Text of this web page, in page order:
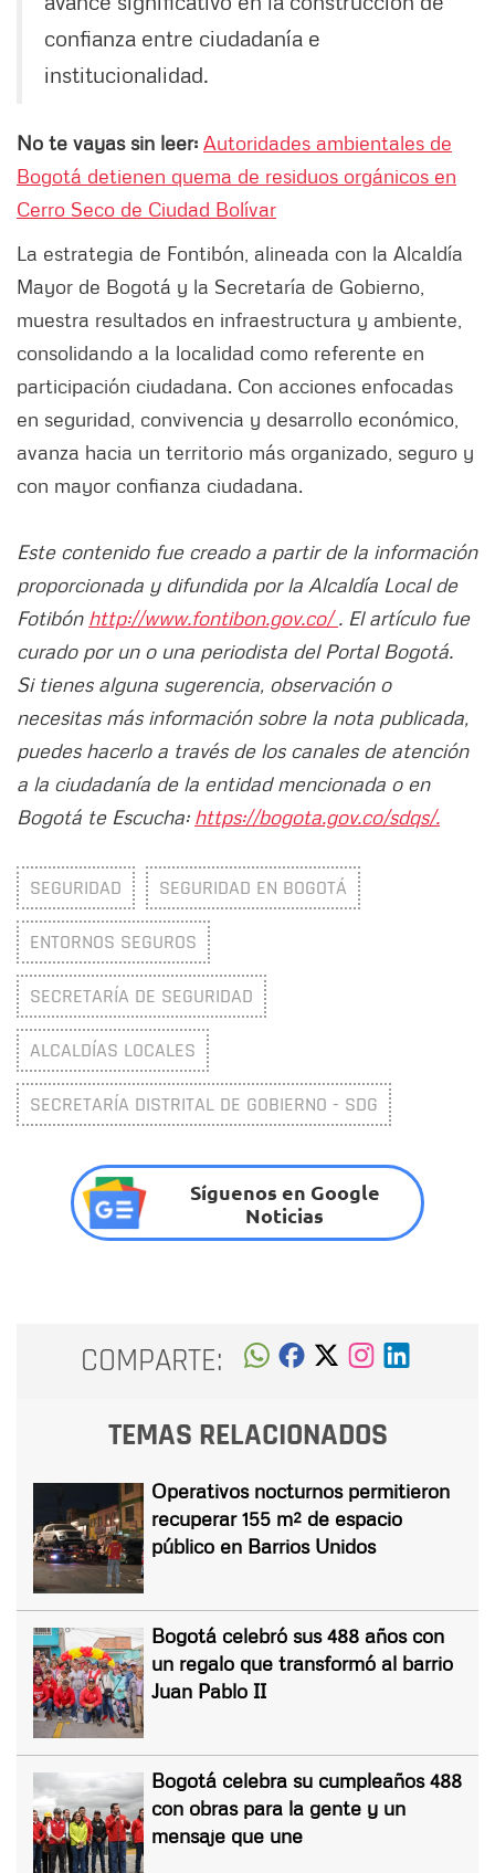
confianza entre ciudadanía e
institucionalidad.
No te vayas sin leer: Autoridades ambientales de
Bogotá detienen quema de residuos orgánicos en
Cerro Seco de Ciudad Bolívar
La estrategia de Fontibón, alineada con la Alcaldía
Mayor de Bogotá y la Secretaría de Gobierno,
muestra resultados en infraestructura y ambiente,
consolidando a la localidad como referente en
participación ciudadana. Con acciones enfocadas
en seguridad, convivencia y desarrollo económico,
avanza hacia un territorio más organizado, seguro y
con mayor confianza ciudadana.
Este contenido fue creado a partir de la información
proporcionada y difundida por la Alcaldía Local de
Fotibón http://www.fontibon.gov.co/. El artículo fue
curado por un o una periodista del Portal Bogotá.
Si tienes alguna sugerencia, observación o
necesitas más información sobre la nota publicada,
puedes hacerlo a través de los canales de atención
a la ciudadanía de la entidad mencionada o en
Bogotá te Escucha: https://bogota.gov.co/sdqs/.
SEGURIDAD SEGURIDAD EN BOGOTÁ
ENTORNOS SEGUROS
SECRETARÍA DE SEGURIDAD
ALCALDÍAS LOCALES
SECRETARÍA DISTRITAL DE GOBIERNO - SDG
Síguenos en Google
Noticias
COMPARTE:
TEMAS RELACIONADOS
Operativos nocturnos permitieron
recuperar 155 m² de espacio
público en Barrios Unidos
Bogotá celebró sus 488 años con
un regalo que transformó al barrio
Juan Pablo II
Bogotá celebra su cumpleaños 488
con obras para la gente y un
mensaje que une